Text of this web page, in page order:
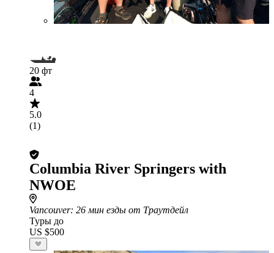
20 фт
4
5.0
(1)
Columbia River Springers with
NWOE
Vancouver: 26 мин езды от Траутдейл
Туры до
US $500